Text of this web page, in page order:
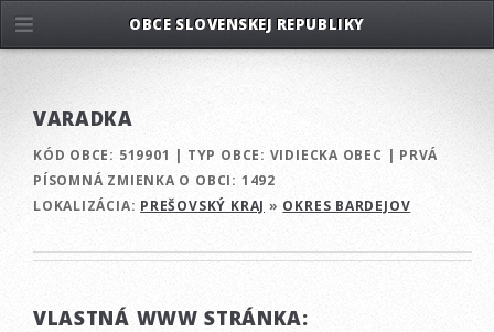
VARADKA
KÓD OBCE: 519901 | TYP OBCE: VIDIECKA OBEC | PRVÁ
PÍSOMNÁ ZMIENKA O OBCI: 1492
LOKALIZÁCIA: PREŠOVSKÝ KRAJ » OKRES BARDEJOV
VLASTNÁ WWW STRÁNKA:
OBCE SLOVENSKEJ REPUBLIKY